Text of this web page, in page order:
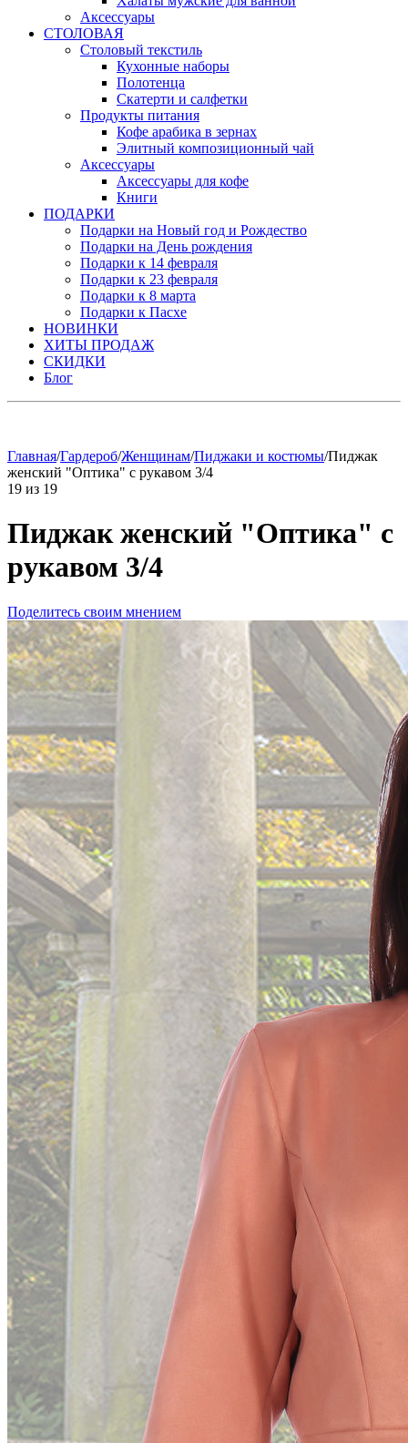
Аксессуары
СТОЛОВАЯ
Столовый текстиль
Кухонные наборы
Полотенца
Скатерти и салфетки
Продукты питания
Кофе арабика в зернах
Элитный композиционный чай
Аксессуары
Аксессуары для кофе
Книги
ПОДАРКИ
Подарки на Новый год и Рождество
Подарки на День рождения
Подарки к 14 февраля
Подарки к 23 февраля
Подарки к 8 марта
Подарки к Пасхе
НОВИНКИ
ХИТЫ ПРОДАЖ
СКИДКИ
Блог
Главная/Гардероб/Женщинам/Пиджаки и костюмы/Пиджак
женский "Оптика" с рукавом 3/4
19 из 19
Пиджак женский "Оптика" с
рукавом 3/4
Поделитесь своим мнением